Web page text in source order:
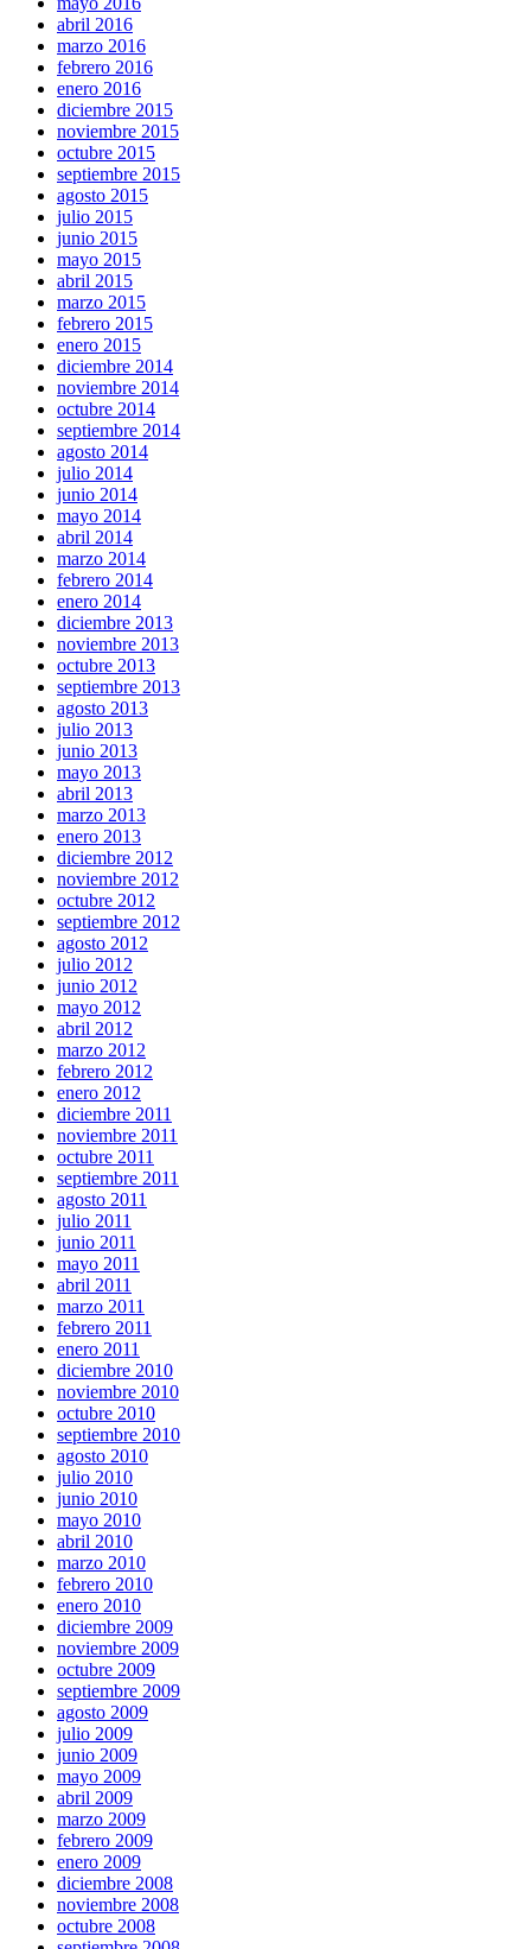
abril 2016
marzo 2016
febrero 2016
enero 2016
diciembre 2015
noviembre 2015
octubre 2015
septiembre 2015
agosto 2015
julio 2015
junio 2015
mayo 2015
abril 2015
marzo 2015
febrero 2015
enero 2015
diciembre 2014
noviembre 2014
octubre 2014
septiembre 2014
agosto 2014
julio 2014
junio 2014
mayo 2014
abril 2014
marzo 2014
febrero 2014
enero 2014
diciembre 2013
noviembre 2013
octubre 2013
septiembre 2013
agosto 2013
julio 2013
junio 2013
mayo 2013
abril 2013
marzo 2013
enero 2013
diciembre 2012
noviembre 2012
octubre 2012
septiembre 2012
agosto 2012
julio 2012
junio 2012
mayo 2012
abril 2012
marzo 2012
febrero 2012
enero 2012
diciembre 2011
noviembre 2011
octubre 2011
septiembre 2011
agosto 2011
julio 2011
junio 2011
mayo 2011
abril 2011
marzo 2011
febrero 2011
enero 2011
diciembre 2010
noviembre 2010
octubre 2010
septiembre 2010
agosto 2010
julio 2010
junio 2010
mayo 2010
abril 2010
marzo 2010
febrero 2010
enero 2010
diciembre 2009
noviembre 2009
octubre 2009
septiembre 2009
agosto 2009
julio 2009
junio 2009
mayo 2009
abril 2009
marzo 2009
febrero 2009
enero 2009
diciembre 2008
noviembre 2008
octubre 2008